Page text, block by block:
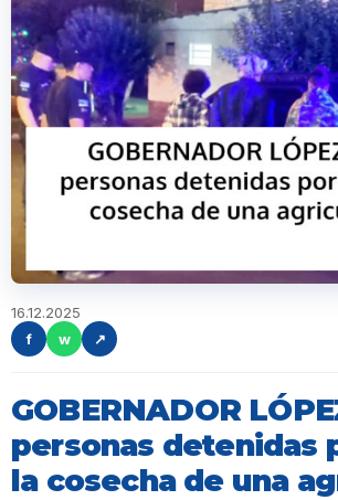
16.12.2025
f
w ↗
GOBERNADOR
personas detenidas
la cosecha de una